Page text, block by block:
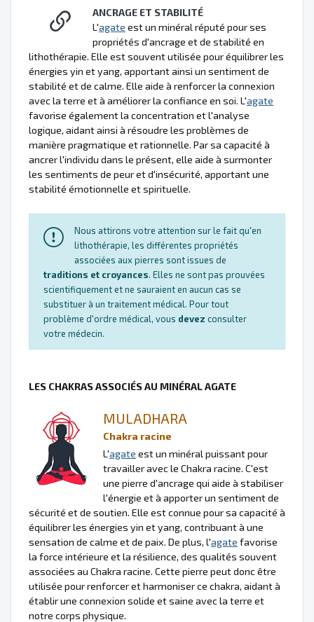
ANCRAGE ET STABILITÉ
L'agate est un minéral réputé pour ses
propriétés d'ancrage et de stabilité en
lithothérapie. Elle est souvent utilisée pour équilibrer les
énergies yin et yang, apportant ainsi un sentiment de
stabilité et de calme. Elle aide à renforcer la connexion
avec la terre et à améliorer la confiance en soi. L'agate
favorise également la concentration et l'analyse
logique, aidant ainsi à résoudre les problèmes de
manière pragmatique et rationnelle. Par sa capacité à
ancrer l'individu dans le présent, elle aide à surmonter
les sentiments de peur et d'insécurité, apportant une
stabilité émotionnelle et spirituelle.
Nous attirons votre attention sur le fait qu'en
lithothérapie, les différentes propriétés
associées aux pierres sont issues de
traditions et croyances. Elles ne sont pas prouvées
scientifiquement et ne sauraient en aucun cas se
substituer à un traitement médical. Pour tout
problème d'ordre médical, vous devez consulter
votre médecin.
LES CHAKRAS ASSOCIÉS AU MINÉRAL AGATE
MULADHARA
Chakra racine
L'agate est un minéral puissant pour
travailler avec le Chakra racine. C'est
une pierre d'ancrage qui aide à stabiliser
l'énergie et à apporter un sentiment de
sécurité et de soutien. Elle est connue pour sa capacité à
équilibrer les énergies yin et yang, contribuant à une
sensation de calme et de paix. De plus, l'agate favorise
la force intérieure et la résilience, des qualités souvent
associées au Chakra racine. Cette pierre peut donc être
utilisée pour renforcer et harmoniser ce chakra, aidant à
établir une connexion solide et saine avec la terre et
notre corps physique.